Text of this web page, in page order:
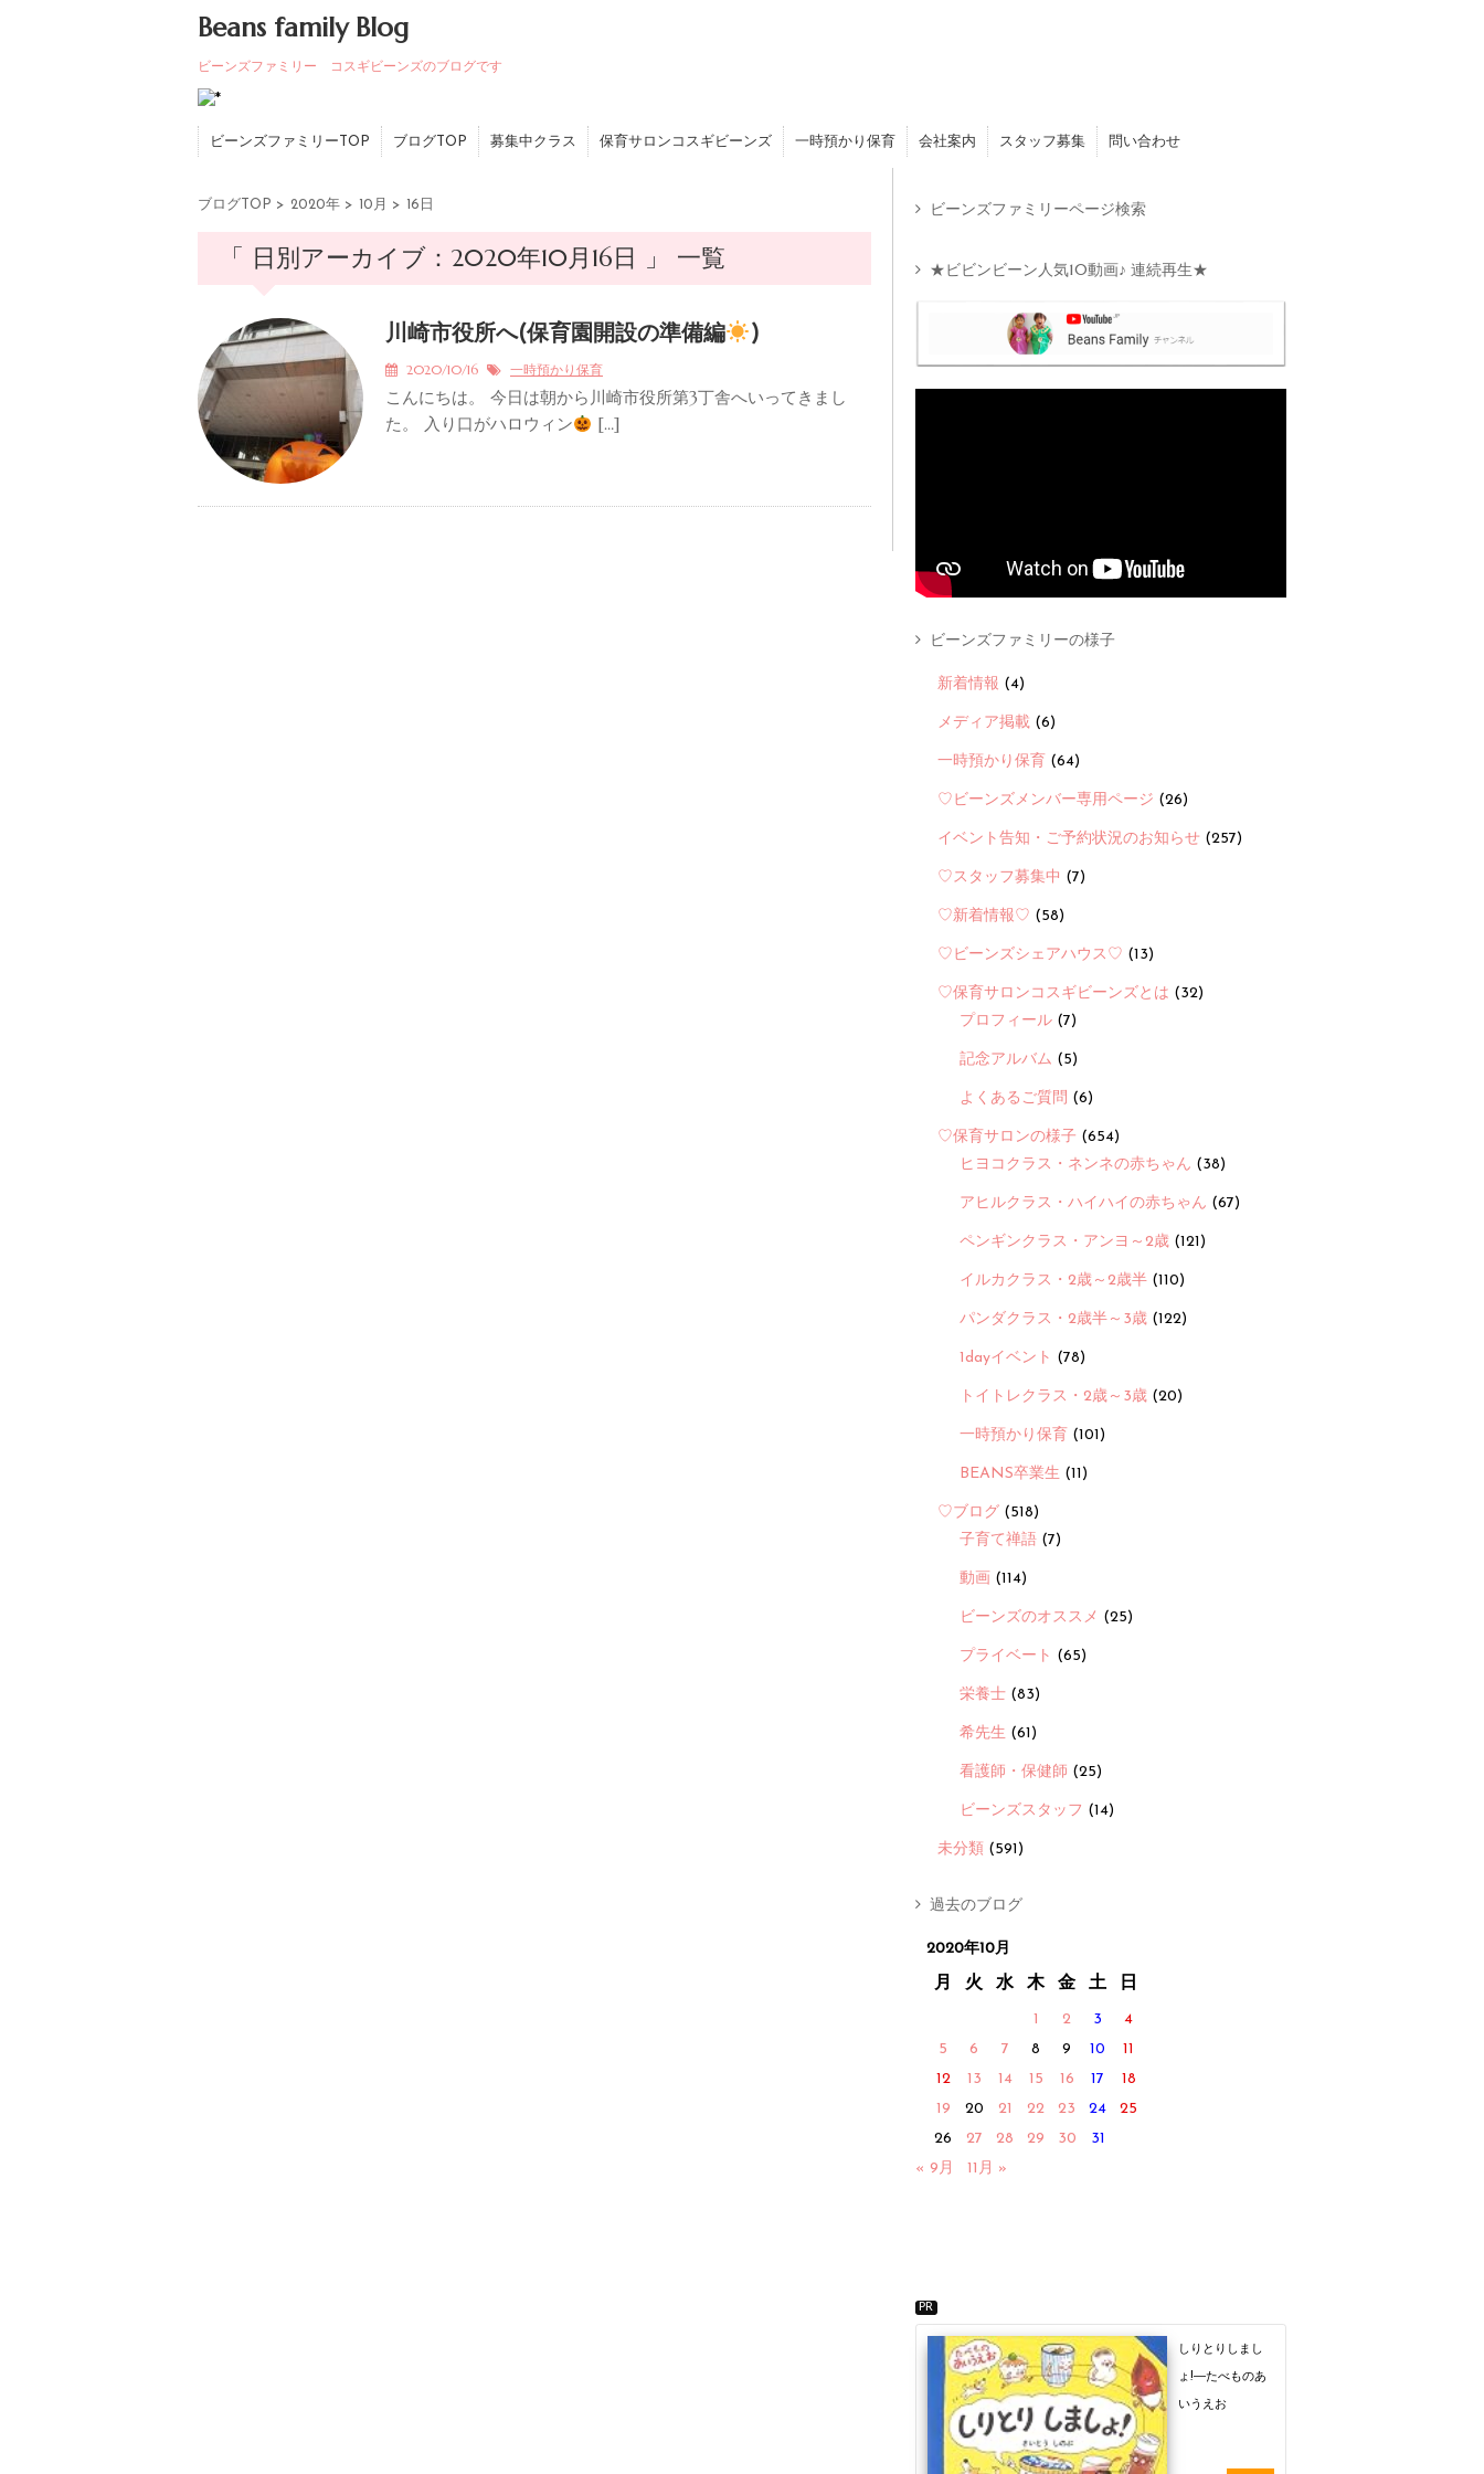
Beans family Blog
ビーンズファミリー コスギビーンズのブログです
ビーンズファミリーTOP ブログTOP 募集中クラス 保育サロンコスギビーンズ 一時預かり保育 会社案内 スタッフ募集 問い合わせ
ブログTOP > 2020年 > 10月 > 16日
「 日別アーカイブ：2020年10月16日 」 一覧
川崎市役所へ(保育園開設の準備編 )
2020/10/16 一時預かり保育
こんにちは。 今日は朝から川崎市役所第3丁舎へいってきまし
た。 入り口がハロウィン
[…]
ビーンズファミリーページ検索
★ビビンビーン人気10動画♪ 連続再生★
ビーンズファミリーの様子
新着情報 (4)
メディア掲載 (6)
一時預かり保育 (64)
♡ビーンズメンバー専用ページ (26)
イベント告知・ご予約状況のお知らせ (257)
♡スタッフ募集中 (7)
♡新着情報♡ (58)
♡ビーンズシェアハウス♡ (13)
♡保育サロンコスギビーンズとは (32)
プロフィール (7)
記念アルバム (5)
よくあるご質問 (6)
♡保育サロンの様子 (654)
ヒヨコクラス・ネンネの赤ちゃん (38)
アヒルクラス・ハイハイの赤ちゃん (67)
ペンギンクラス・アンヨ～2歳 (121)
イルカクラス・2歳～2歳半 (110)
パンダクラス・2歳半～3歳 (122)
1dayイベント (78)
トイトレクラス・2歳～3歳 (20)
一時預かり保育 (101)
BEANS卒業生 (11)
♡ブログ (518)
子育て禅語 (7)
動画 (114)
ビーンズのオススメ (25)
プライベート (65)
栄養士 (83)
希先生 (61)
看護師・保健師 (25)
ビーンズスタッフ (14)
未分類 (591)
過去のブログ
2020年10月
月 火 水 木 金 土 日
1 2 3
4
5
6 7 8 9 10
11
12
13 14 15 16 17
18
19
20 21 22 23 24
25
26
27 28 29 30
31
« 9月
11月 »
PR
しりとりしまし
ょ!―たべものあ
いうえお